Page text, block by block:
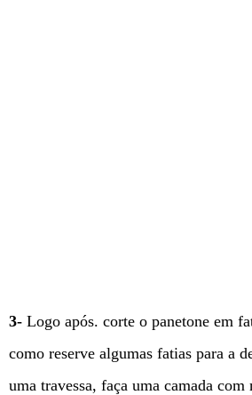
3- Logo após. corte o panetone em
como reserve algumas fatias para a
uma travessa, faça uma camada com